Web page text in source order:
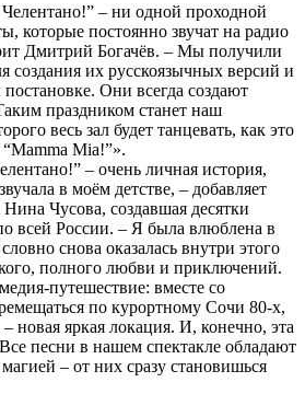
– ни одной проходной
которые постоянно звучат на радио
Дмитрий Богачёв. – Мы получили
создания их русскоязычных версий и
Они всегда создают
праздником станет наш
весь зал будет танцевать, как это
Mia!”».
– очень личная история,
в моём детстве, – добавляет
Чусова, создавшая десятки
всей России. – Я была влюблена в
снова оказалась внутри этого
полного любви и приключений.
путешествие: вместе со
по курортному Сочи 80-х,
новая яркая локация. И, конечно, эта
песни в нашем спектакле обладают
– от них сразу становишься